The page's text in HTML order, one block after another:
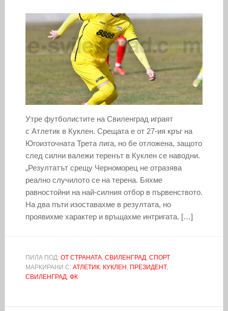
Утре футболистите на Свиленград играят
с Атлетик в Куклен. Срещата е от 27-ия кръг на
Югоизточната Трета лига, но бе отложена, защото
след силни валежи теренът в Куклен се наводни.
„Резултатът срещу Черноморец не отразява
реално случилото се на терена. Бяхме
равностойни на най-силния отбор в първенството.
На два пъти изоставахме в резултата, но
проявихме характер и връщахме интригата. […]
ПИЛА ПОД: ОТ СТРАНАТА, СВИЛЕНГРАД, СПОРТ
МАРКИРАНИ С: АТЛЕТИК, КУКЛЕН , ПРЕЗИДЕНТ,
СВИЛЕНГРАД, ФК